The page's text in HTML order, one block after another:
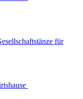
für